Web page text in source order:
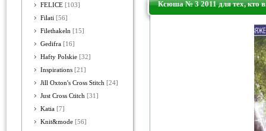
FELICE [103]
Filati [56]
Filethakeln [15]
Gedifra [16]
Hafty Polskie [32]
Inspirations [21]
Jill Oxton's Cross Stitch [24]
Just Cross Ctitch [31]
Katia [7]
Knit&mode [56]
Ксюша № 3 2011 для тех, кто